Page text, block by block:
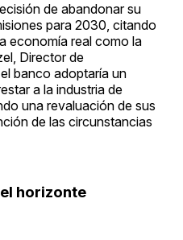
de abandonar su
para 2030, citando
economía real como la
Director de
banco adoptaría un
a la industria de
una revaluación de sus
de las circunstancias
horizonte